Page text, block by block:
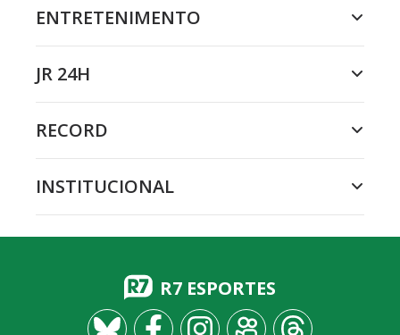
ENTRETENIMENTO
JR 24H
RECORD
INSTITUCIONAL
R7 ESPORTES